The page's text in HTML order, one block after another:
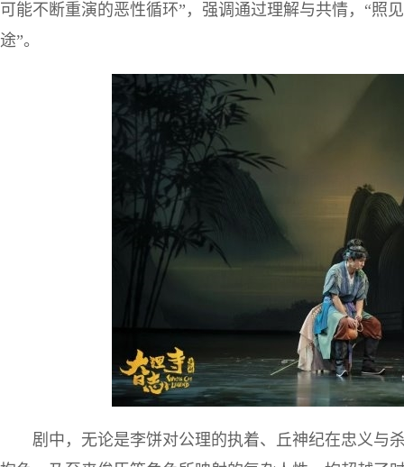
可能不断重演的恶性循环”，强调通过理解与共情，“照
途”。
剧中，无论是李饼对公理的执着、丘神纪在忠义与